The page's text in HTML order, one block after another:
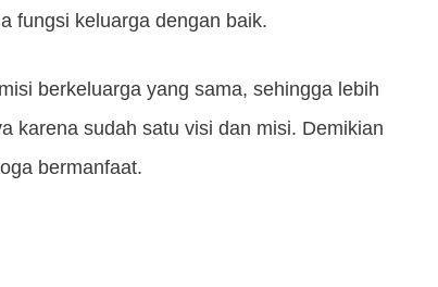
fungsi keluarga dengan baik.
berkeluarga yang sama, sehingga lebih
karena sudah satu visi dan misi. Demikian
bermanfaat.